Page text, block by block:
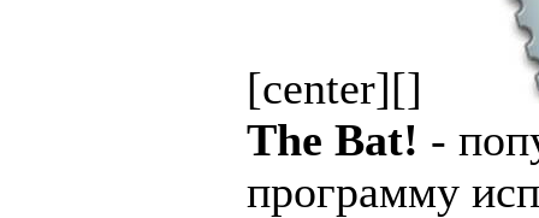
[center][]
The Bat! -
программу